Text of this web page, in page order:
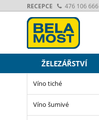
Víno tiché
Víno šumivé
ŽELEZÁŘSTVÍ
RECEPCE 476 106 666